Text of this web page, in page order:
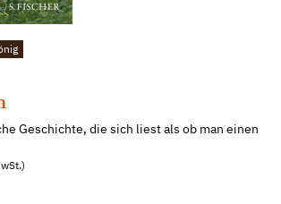
Geschichte, die sich liest als ob man einen